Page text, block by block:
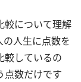
較について理解
人生に点数を
較しているの
点数だけです